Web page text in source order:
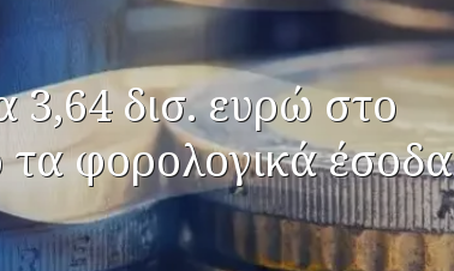
3,64 δισ. ευρώ στο
φορολογικά έσοδα